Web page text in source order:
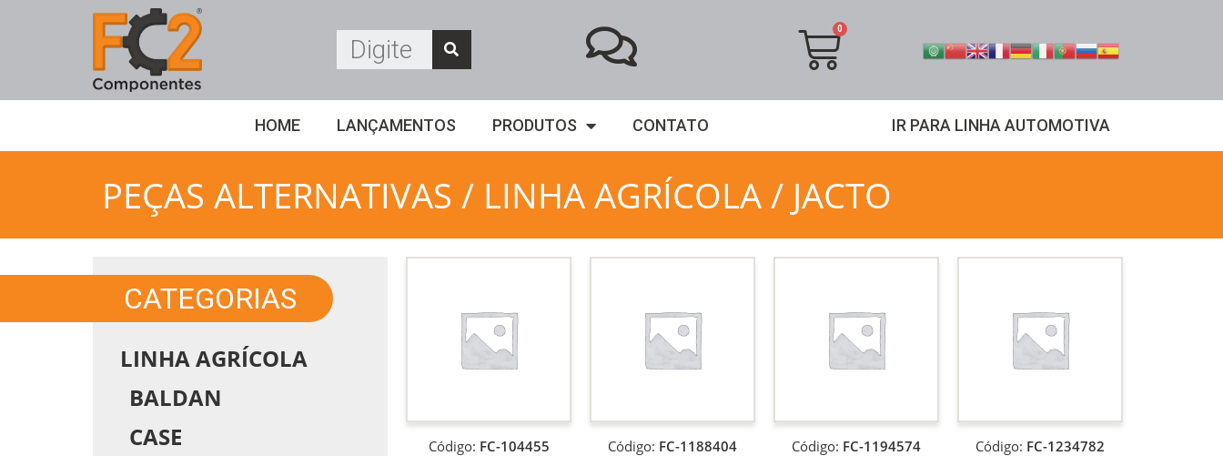
HOME LANÇAMENTOS PRODUTOS CONTATO IR PARA LINHA AUTOMOTIVA
PEÇAS ALTERNATIVAS / LINHA AGRÍCOLA/ JACTO
LINHA AGRÍCOLA
BALDAN
CASE
CATEGORIAS
Código: FC-104455 Código: FC-1188404 Código: FC-1194574 Código: FC-1234782